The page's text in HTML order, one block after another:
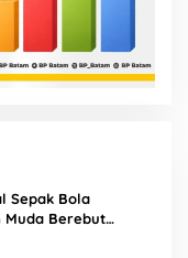
Sepak Bola
Muda Berebut